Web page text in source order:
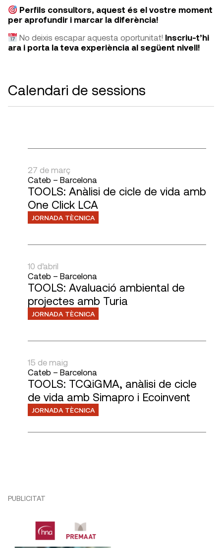
Perfils consultors, aquest és el vostre moment
per aprofundir i marcar la diferència!
No deixis escapar aquesta oportunitat! Inscriu-t’hi
ara i porta la teva experiència al següent nivell!
Calendari de sessions
27 de març
Cateb – Barcelona
JORNADA TÈCNICA
TOOLS: Anàlisi de cicle de vida amb
One Click LCA
10 d’abril
Cateb – Barcelona
JORNADA TÈCNICA
TOOLS: Avaluació ambiental de
projectes amb Turia
15 de maig
Cateb – Barcelona
JORNADA TÈCNICA
TOOLS: TCQiGMA, anàlisi de cicle
de vida amb Simapro i Ecoinvent
PUBLICITAT